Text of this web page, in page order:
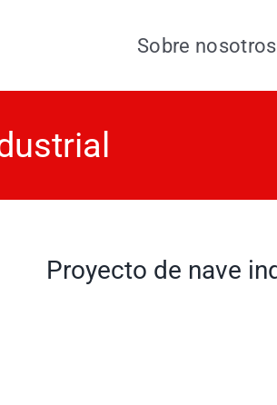
Sobre nosotros
Proyecto de nave